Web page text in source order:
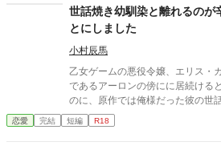
で…… 誰に対しても冷たい反応を
きになれない令嬢の話
世話焼き幼馴染と離れるのが
とにしました
小村辰馬
乙女ゲームの悪役令嬢、エリス・
であるアーロンの傍にに居続ける
のに、原作では俺様だった彼の世
い、居心地の良い彼のそばを離れ
ば彼の代わりに男友達を作ろうと
恋愛 完結 短編 R18